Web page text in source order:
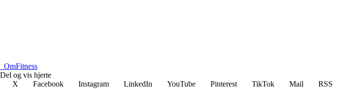
OmFitness
Del og vis hjerte
X
Facebook Instagram LinkedIn YouTube Pinterest TikTok Mail
RSS